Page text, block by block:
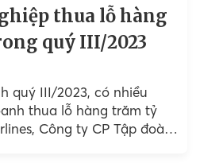
thua lỗ hàng
quý III/2023
quý III/2023, có nhiều
thua lỗ hàng trăm tỷ
Công ty CP Tập đoàn